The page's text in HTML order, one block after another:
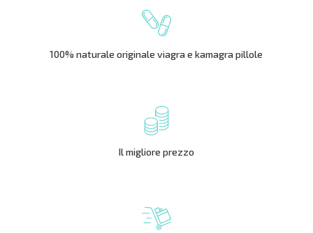
100% naturale originale viagra e kamagra pillole
Il migliore prezzo